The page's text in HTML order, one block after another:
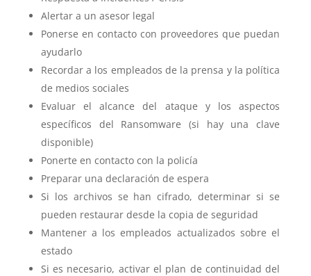
Alertar a un asesor legal
Ponerse en contacto con proveedores que puedan
ayudarlo
Recordar a los empleados de la prensa y la política
de medios sociales
Evaluar el alcance del ataque y los aspectos
específicos del Ransomware (si hay una clave
disponible)
Ponerte en contacto con la policía
Preparar una declaración de espera
Si los archivos se han cifrado, determinar si se
pueden restaurar desde la copia de seguridad
Mantener a los empleados actualizados sobre el
estado
Si es necesario, activar el plan de continuidad del